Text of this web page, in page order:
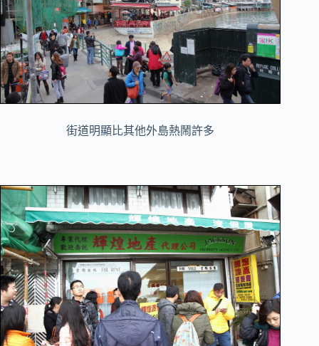
街道明顯比其他外島熱鬧許多